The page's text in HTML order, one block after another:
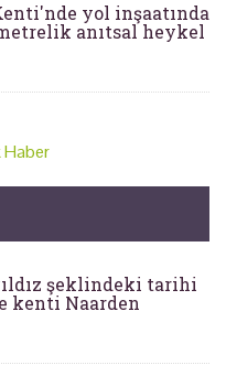
yol inşaatında
anıtsal heykel
şeklindeki tarihi
kenti Naarden